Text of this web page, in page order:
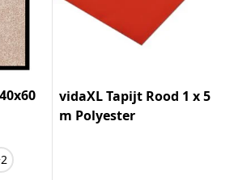
vidaXL Tapijt Rood 1 x 5
m Polyester